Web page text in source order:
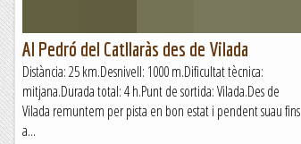
Al Pedró del Catllaràs des de Vilada
Distància: 25 km.Desnivell: 1000 m.Dificultat tècnica:
mitjana.Durada total: 4 h.Punt de sortida: Vilada.Des de
Vilada remuntem per pista en bon estat i pendent suau fins
a...